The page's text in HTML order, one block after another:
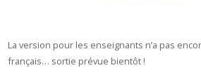
La version pour les enseignants n’a pas
français… sortie prévue bientôt !